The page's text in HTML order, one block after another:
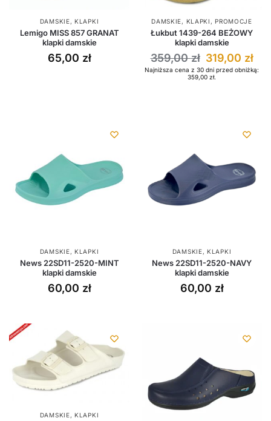
DAMSKIE,KLAPKI
Lemigo MISS 857 GRANAT
klapki damskie
65,00 zł
DAMSKIE, KLAPKI ,PROMOCJE
Łukbut 1439-264 BEŻOWY
klapki damskie
359,00zł 319,00 zł
Najniższa cena z 30 dni przed obniżką:
359,00 zł.
DAMSKIE,KLAPKI
News 22SD11-2520-MINT
klapki damskie
60,00 zł
DAMSKIE,KLAPKI
News 22SD11-2520-NAVY
klapki damskie
60,00 zł
DAMSKIE,KLAPKI